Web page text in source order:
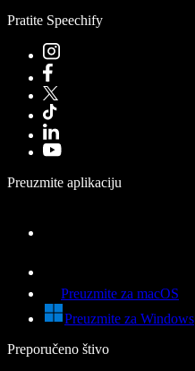
Pratite Speechify
Preuzmite aplikaciju
Preuzmite za macOS
Preuzmite za Windows
Preporučeno štivo